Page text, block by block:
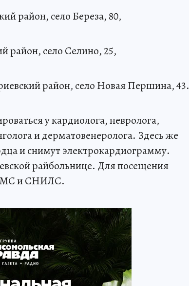
район, село Береза, 80,
район, село Селино, 25,
район, село Новая Першина, 43.
у кардиолога, невролога,
и дерматовенеролога. Здесь же
и снимут электрокардиограмму.
райбольнице. Для посещения
ОМС и СНИЛС.